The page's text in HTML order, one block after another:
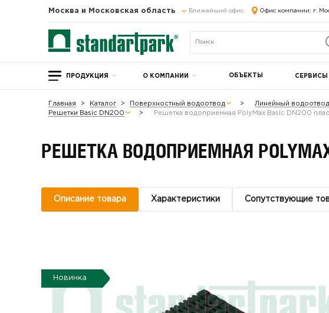
Москва и Московская область Ближайший офис: Офис компании: г.
ПРОДУКЦИЯ О КОМПАНИИ ОБЪЕКТЫ СЕРВИСЫ
Главная Каталог Поверхностный водоотвод Линейный
Решетки Basic DN200
Решетка водоприемная PolyMax Basic DN200
РЕШЕТКА ВОДОПРИЕМНАЯ
Описание товара Характеристики Сопутствующие
Новинка